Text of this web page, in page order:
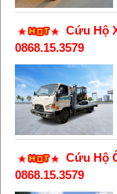
Cứu Hộ
0868.15.3579
Cứu Hộ
0868.15.3579